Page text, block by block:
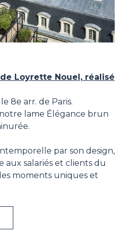
Loyrette Nouel, réalisé
8e arr. de Paris.
lame Élégance brun
par son design,
aux salariés et clients du
moments uniques et